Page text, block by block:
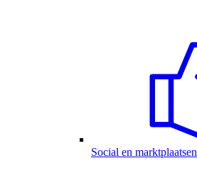
Social en marktplaatsen